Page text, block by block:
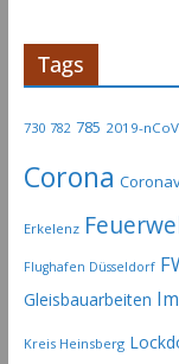
l
-
r
h
i
v
Tags
730 782 785 2019-nCoV
Corona
Erkelenz
Flughafen Düsseldorf
Gleisbauarbeiten
Kreis Heinsberg